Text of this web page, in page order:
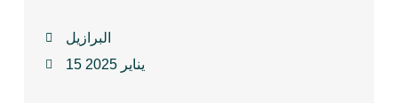
البرازيل
15 يناير 2025